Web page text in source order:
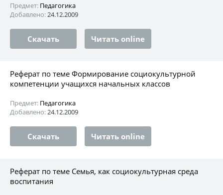
Предмет: Педагогика
Добавлено:24.12.2009
Скачать Читать online
Реферат по теме Формирование социокультурной
компетенции учащихся начальных классов
Предмет: Педагогика
Добавлено:24.12.2009
Скачать Читать online
Реферат по теме Семья, как социокультурная среда
воспитания